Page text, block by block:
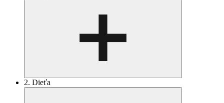
2. Dieťa